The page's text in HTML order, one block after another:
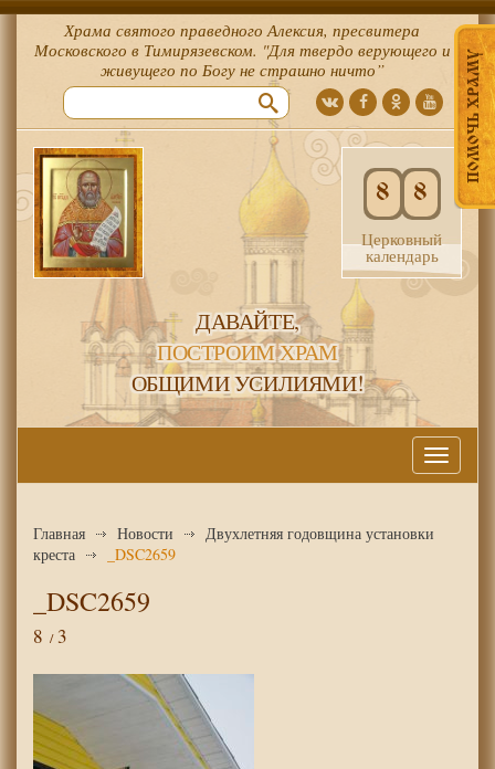
ПОМОЧЬ ХРАМУ
Храма святого праведного Алексия, пресвитера
Московского в Тимирязевском. "Для твердо верующего и
живущего по Богу не страшно ничто”
8 8
Церковный
календарь
ДАВАЙТЕ,
ПОСТРОИМ ХРАМ
ОБЩИМИ УСИЛИЯМИ!
Меню
Главная Новости
Двухлетняя годовщина установки
креста
_DSC2659
_DSC2659
8 3